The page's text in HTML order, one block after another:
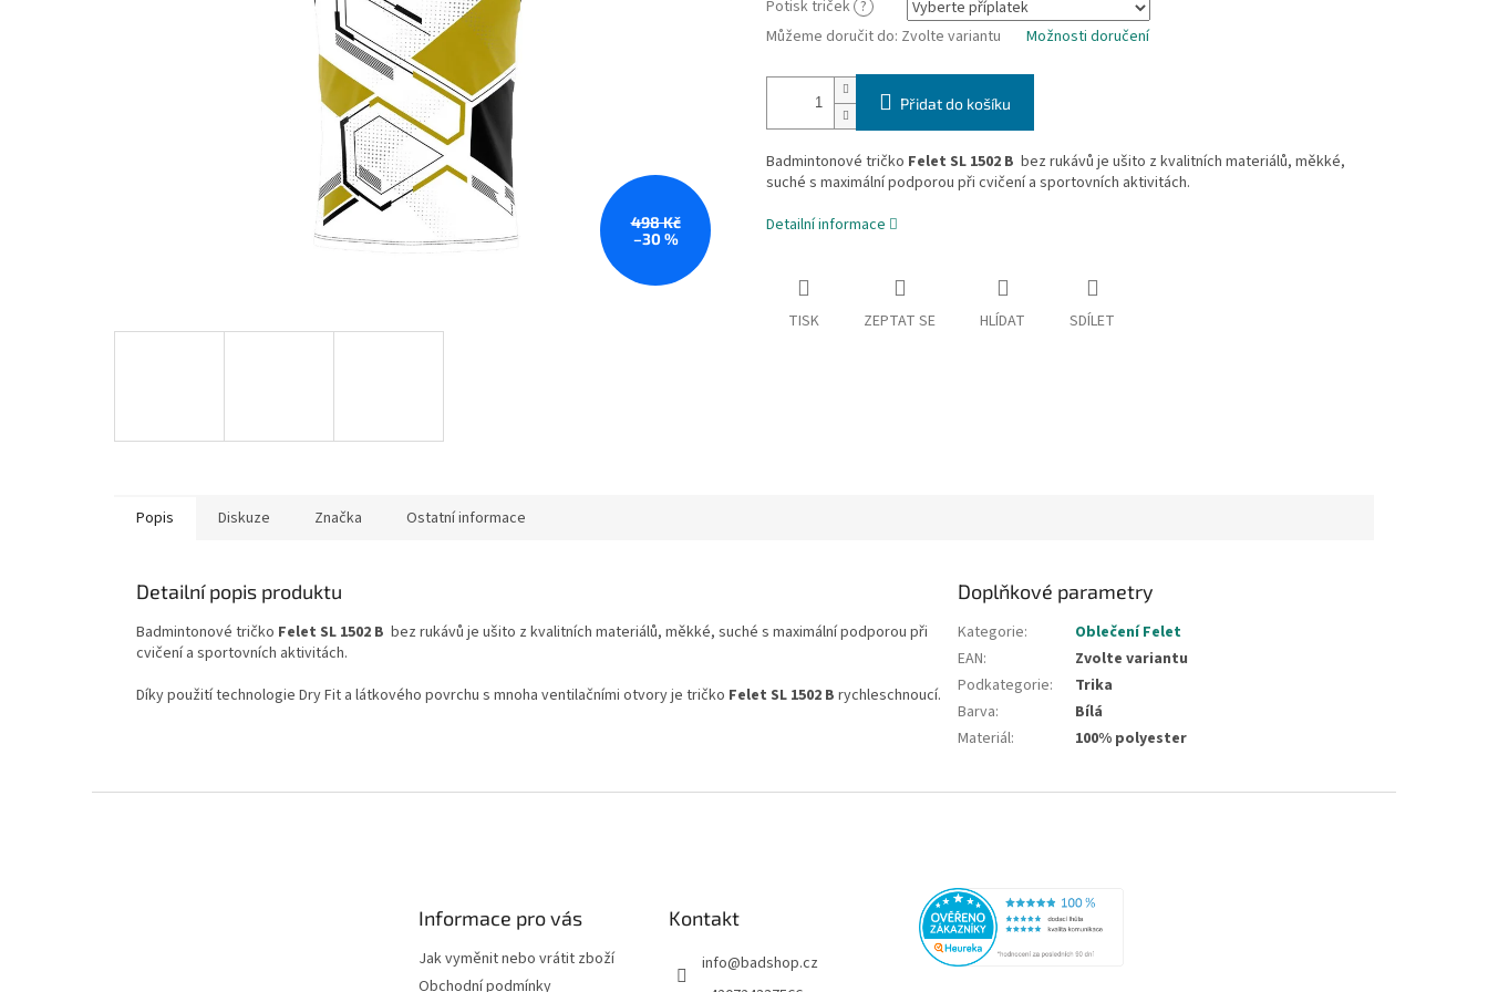
498 Kč
–30 %
Potisk triček ?
Můžeme doručit do: Zvolte variantu Možnosti doručení
Přidat do košíku
Badmintonové tričko Felet SL 1502 B bez rukávů je ušito z kvalitních materiálů, měkké,
suché s maximální podporou při cvičení a sportovních aktivitách.
Detailní informace
TISK ZEPTAT SE HLÍDAT SDÍLET
Popis Diskuze Značka Ostatní informace
Detailní popis produktu
Badmintonové tričko Felet SL 1502 B bez rukávů je ušito z kvalitních materiálů, měkké, suché s maximální podporou při
cvičení a sportovních aktivitách.
Díky použití technologie Dry Fit a látkového povrchu s mnoha ventilačními otvory je tričko Felet SL 1502 B rychleschnoucí.
Doplňkové parametry
Kategorie:
Oblečení Felet
EAN:
Zvolte variantu
Podkategorie:
Trika
Barva:
Bílá
Materiál: 100% polyester
Informace pro vás
Jak vyměnit nebo vrátit zboží
Obchodní podmínky
Kontakt
info@badshop.cz